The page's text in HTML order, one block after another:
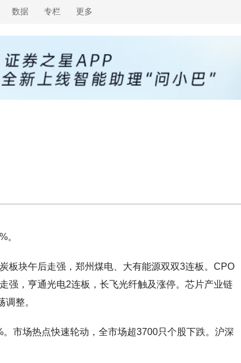
数据 专栏 更多
。
板块午后走强，郑州煤电、大有能源双双3连板。CPO
强，亨通光电2连板，长飞光纤触及涨停。芯片产业链
整。
市场热点快速轮动，全市场超3700只个股下跌。沪深